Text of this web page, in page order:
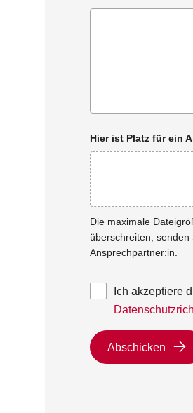
Hier ist Platz für ein
Die maximale
überschreiten,
Ansprechpartner:in.
Ich akzeptiere
Abschicken